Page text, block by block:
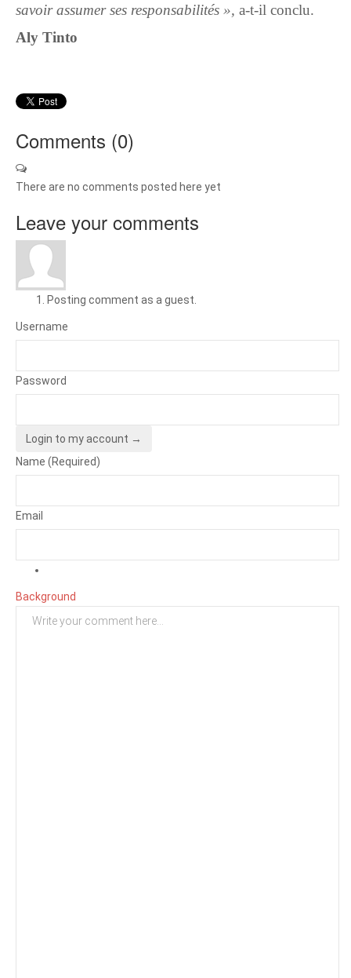
savoir assumer ses responsabilités », a-t-il conclu.
Aly Tinto
Comments (0)
There are no comments posted here yet
Leave your comments
Posting comment as a guest.
Username
Password
Login to my account →
Name (Required)
Email
Background